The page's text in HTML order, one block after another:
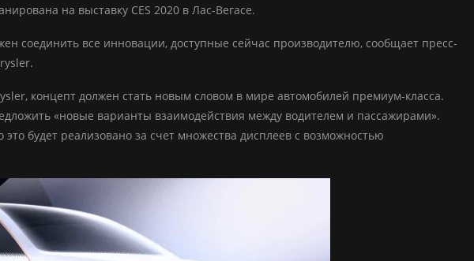
на выставку CES 2020 в Лас-Вегасе.
соединить все инновации, доступные сейчас производителю, сообщает пресс-
концепт должен стать новым словом в мире автомобилей премиум-класса.
«новые варианты взаимодействия между водителем и пассажирами».
это будет реализовано за счет множества дисплеев с возможностью